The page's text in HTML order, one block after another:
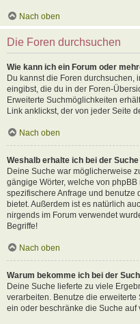
Nach oben
Die Foren durchsuchen
Wie kann ich ein Forum oder
Du kannst die Foren durchsuchen,
eingibst, die du in der Foren-
Erweiterte Suchmöglichkeiten
Link anklickst, der von jeder Seite
Nach oben
Weshalb erhalte ich bei der
Deine Suche war möglicherweise
gängige Wörter, welche von
spezifischere Anfrage und benutze
bietet. Außerdem ist es natürlich
nirgends im Forum verwendet
Begriffe!
Nach oben
Warum bekomme ich bei der
Deine Suche lieferte zu viele
verarbeiten. Benutze die
ein oder beschränke die Suche auf